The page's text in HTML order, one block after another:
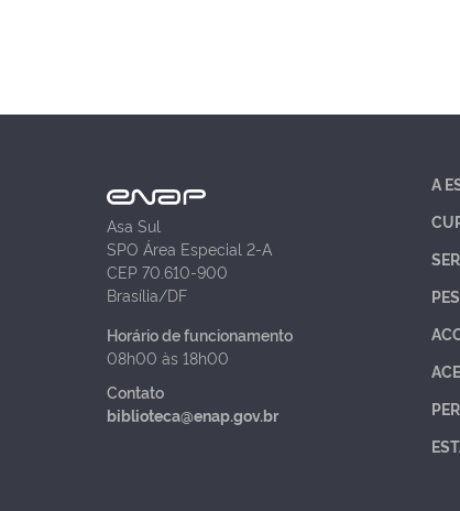
Asa Sul
SPO Área Especial 2-A
CEP 70.610-900
Brasília/DF
Horário de funcionamento
08h00 às 18h00
Contato
biblioteca@enap.gov.br
A